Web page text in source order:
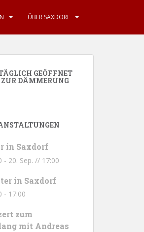
ÜBER SAXDORF
GEÖFFNET
DÄMMERUNG
in Saxdorf
- 20. Sep. // 17:00
in Saxdorf
- 17:00
zum
mit Andreas